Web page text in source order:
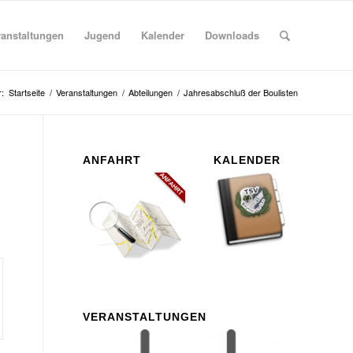
Jugend Kalender Downloads
Startseite / Veranstaltungen / Abteilungen / Jahresabschluß der Boulisten
ANFAHRT KALENDER
VERANSTALTUNGEN